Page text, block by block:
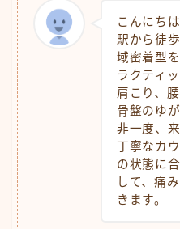
こんにちは
駅から徒
域密着型
ラクティ
肩こり、
骨盤のゆ
非一度、
丁寧なカ
の状態に
して、痛
きます。